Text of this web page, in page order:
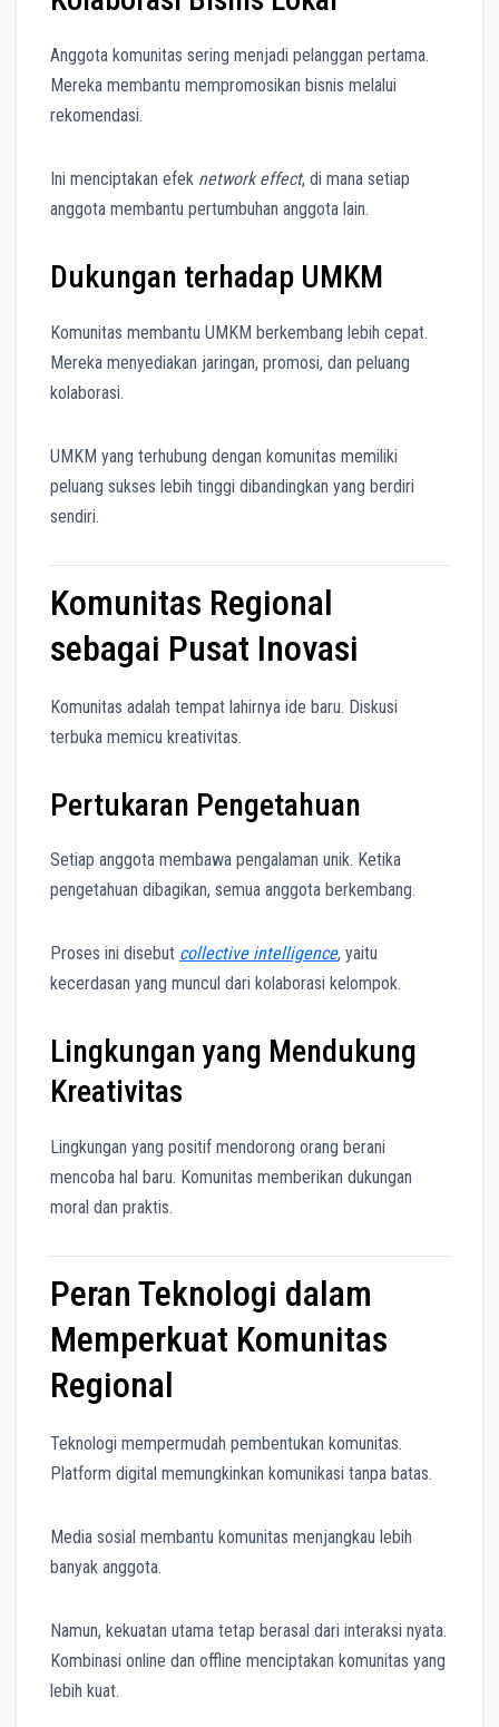
Anggota komunitas sering menjadi pelanggan pertama.
Mereka membantu mempromosikan bisnis melalui
rekomendasi.
Ini menciptakan efek network effect, di mana setiap
anggota membantu pertumbuhan anggota lain.
Dukungan terhadap UMKM
Komunitas membantu UMKM berkembang lebih cepat.
Mereka menyediakan jaringan, promosi, dan peluang
kolaborasi.
UMKM yang terhubung dengan komunitas memiliki
peluang sukses lebih tinggi dibandingkan yang berdiri
sendiri.
Komunitas Regional
sebagai Pusat Inovasi
Komunitas adalah tempat lahirnya ide baru. Diskusi
terbuka memicu kreativitas.
Pertukaran Pengetahuan
Setiap anggota membawa pengalaman unik. Ketika
pengetahuan dibagikan, semua anggota berkembang.
Proses ini disebut collective intelligence, yaitu
kecerdasan yang muncul dari kolaborasi kelompok.
Lingkungan yang Mendukung
Kreativitas
Lingkungan yang positif mendorong orang berani
mencoba hal baru. Komunitas memberikan dukungan
moral dan praktis.
Peran Teknologi dalam
Memperkuat Komunitas
Regional
Teknologi mempermudah pembentukan komunitas.
Platform digital memungkinkan komunikasi tanpa batas.
Media sosial membantu komunitas menjangkau lebih
banyak anggota.
Namun, kekuatan utama tetap berasal dari interaksi nyata.
Kombinasi online dan offline menciptakan komunitas yang
lebih kuat.